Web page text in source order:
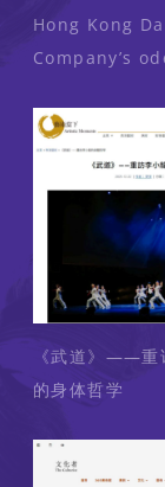
Hong Kong
Company’s
Guanzhong
scratcher
《武道》——重
的身体哲学